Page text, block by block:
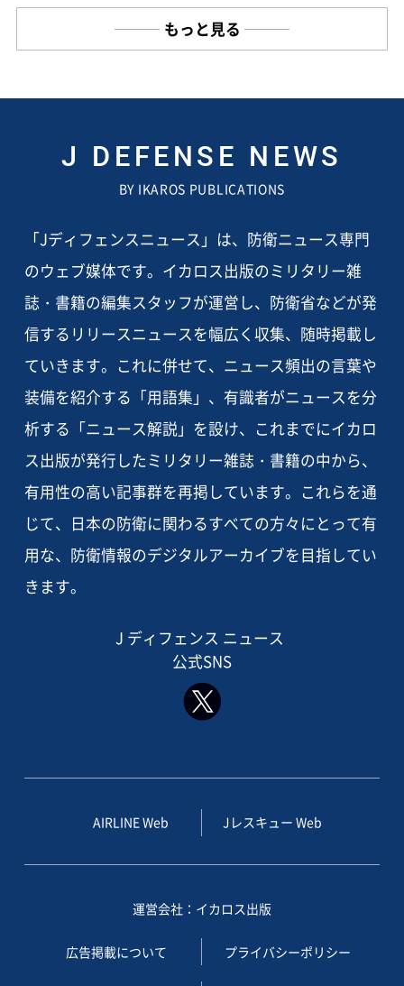
もっと見る
J DEFENSE NEWS
BY IKAROS PUBLICATIONS
「Jディフェンスニュース」は、防衛ニュース専門
のウェブ媒体です。イカロス出版のミリタリー雑
誌・書籍の編集スタッフが運営し、防衛省などが発
信するリリースニュースを幅広く収集、随時掲載し
ていきます。これに併せて、ニュース頻出の言葉や
装備を紹介する「用語集」、有識者がニュースを分
析する「ニュース解説」を設け、これまでにイカロ
ス出版が発行したミリタリー雑誌・書籍の中から、
有用性の高い記事群を再掲しています。これらを通
じて、日本の防衛に関わるすべての方々にとって有
用な、防衛情報のデジタルアーカイブを目指してい
きます。
J ディフェンス ニュース
公式SNS
AIRLINE Web Jレスキュー Web
運営会社：イカロス出版
広告掲載について プライバシーポリシー